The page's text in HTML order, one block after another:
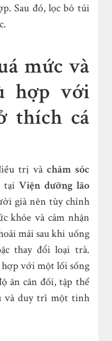
Sau đó, lọc bỏ túi
mức và
hợp với
thích cá
trị và chăm sóc
tạiViện dưỡng lão
già nên tùy chỉnh
khỏe và cảm nhận
mái sau khi uống
thay đổi loại trà.
với một lối sống
ăn cân đối, tập thể
và duy trì một tinh